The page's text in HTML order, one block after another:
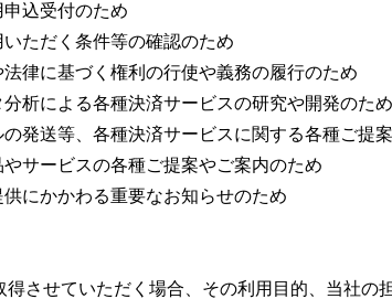
込受付のため
ただく条件等の確認のため
律に基づく権利の行使や義務の履行のため
析による各種決済サービスの研究や開発のため
発送等、各種決済サービスに関する各種ご提
サービスの各種ご提案やご案内のため
にかかわる重要なお知らせのため
得させていただく場合、その利用目的、当社